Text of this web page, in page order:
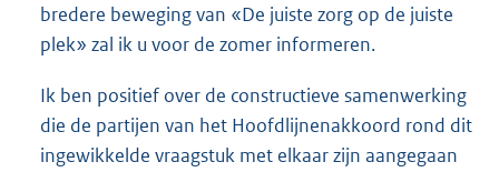
bredere beweging van «De juiste zorg op de juiste
plek» zal ik u voor de zomer informeren.
Ik ben positief over de constructieve samenwerking
die de partijen van het Hoofdlijnenakkoord rond dit
ingewikkelde vraagstuk met elkaar zijn aangegaan